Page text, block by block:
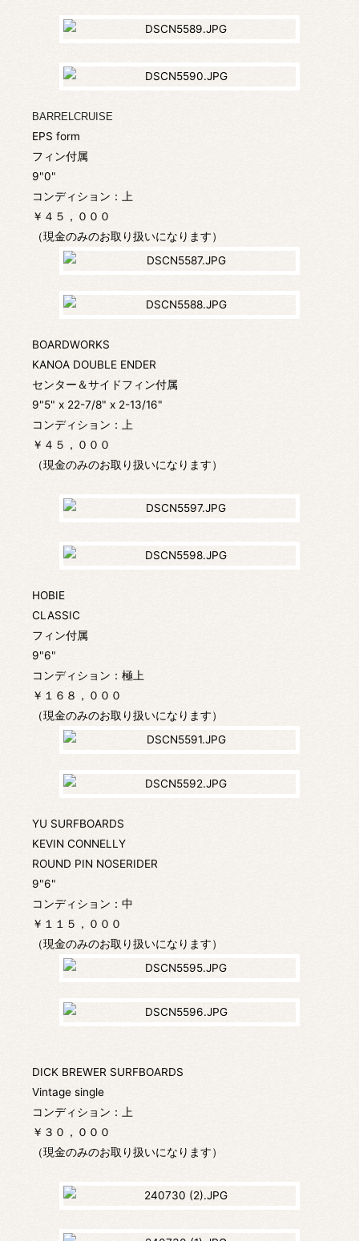
BARRELCRUISE
EPS form
フィン付属
9"0"
コンディション：上
￥４５，０００
（現金のみのお取り扱いになります）
BOARDWORKS
KANOA DOUBLE ENDER
センター＆サイドフィン付属
9"5" x 22-7/8" x 2-13/16"
コンディション：上
￥４５，０００
（現金のみのお取り扱いになります）
HOBIE
CLASSIC
フィン付属
9"6"
コンディション：極上
￥１６８，０００
（現金のみのお取り扱いになります）
YU SURFBOARDS
KEVIN CONNELLY
ROUND PIN NOSERIDER
9"6"
コンディション：中
￥１１５，０００
（現金のみのお取り扱いになります）
DICK BREWER SURFBOARDS
Vintage single
コンディション：上
￥３０，０００
（現金のみのお取り扱いになります）